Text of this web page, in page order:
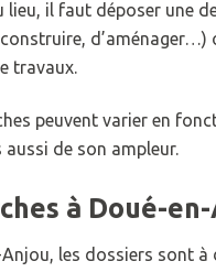
lieu, il faut déposer une
d’aménager…)
travaux.
peuvent varier en
de son ampleur.
à Doué-
les dossiers sont à